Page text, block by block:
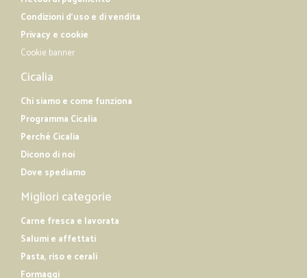
Condizioni d'uso e di vendita
Privacy e cookie
Cookie banner
Cicalia
Chi siamo e come funziona
Programma Cicalia
Perché Cicalia
Dicono di noi
Dove spediamo
Migliori categorie
Carne fresca e lavorata
Salumi e affettati
Pasta, riso e cerali
Formaggi